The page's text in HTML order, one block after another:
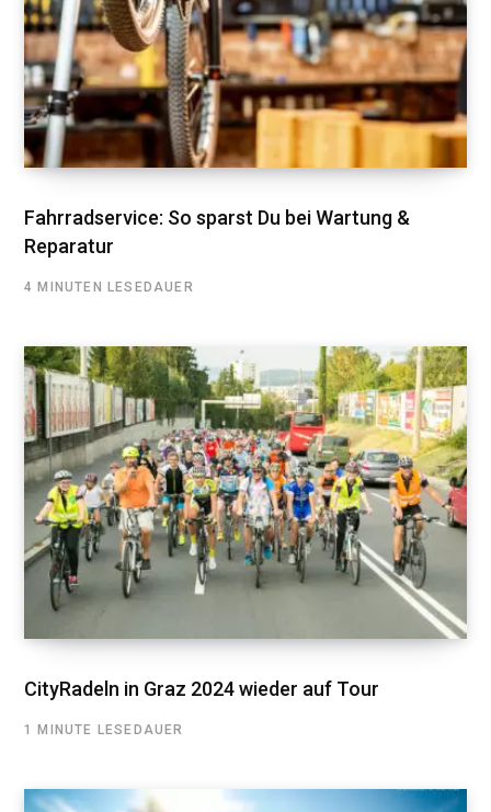
Fahrradservice: So sparst Du bei Wartung &
Reparatur
4 MINUTEN LESEDAUER
CityRadeln in Graz 2024 wieder auf Tour
1 MINUTE LESEDAUER